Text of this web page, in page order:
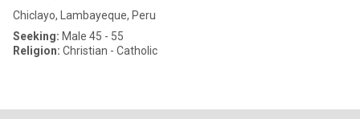
Chiclayo, Lambayeque, Peru
Seeking: Male 45 - 55
Religion: Christian - Catholic